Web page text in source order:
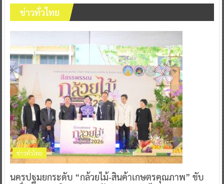
ข่าวทั่วไทย
ข่าวทั่วไทย
นครปฐมยกระดับ “กล้วยไม้-สินค้าเกษตรคุณภาพ” ขับ